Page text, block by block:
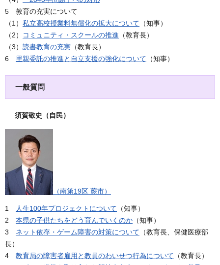
5 教育の充実について
（1） 私立高校授業料無償化の拡大について （知事）
（2）
コミュニティ・スクールの推進 （教育長）
（3） 読書教育の充実 （教育長）
6 里親委託の推進と自立支援の強化について （知事）
一般質問
須賀敬史（自民）
（南第19区 蕨市）
1 人生100年プロジェクトについて （知事）
2 本県の子供たちをどう育んでいくのか （知事）
3 ネット依存・ゲーム障害の対策について （教育長、保健医療部
長）
4 教育局の障害者雇用と教員のわいせつ行為について （教育長）